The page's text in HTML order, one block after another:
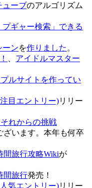
ューブのアルゴリズム
ギャー検索」できる
ーンを作りました 。
アイドルマスター
ルサイトを作ってい
目エントリー)リリー
れからの挑戦
います。本年も何卒
間旅行攻略Wikiが
間旅行発売！
気エントリー)リリー